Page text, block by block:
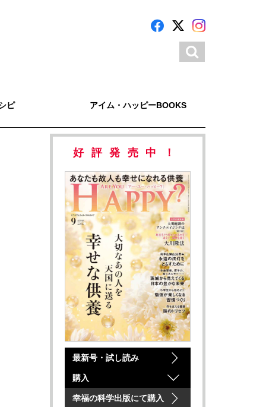
ピ アイム・ハッピーBOOKS
好評発売中！
最新号・試し読み
購入
幸福の科学出版にて購入